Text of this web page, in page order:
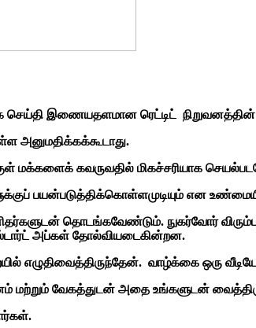
செய்தி இணையதளமான ரெட்டிட்
அனுமதிக்கக்கூடாது.
மக்களைக் கவருவதில் மிகச்சரியாக
பயன்படுத்திக்கொள்ளமுடியும் என
தொடங்கவேண்டும். நுகர்வோர்
அப்கள் தோல்வியடைகின்றன.
வாழ்க்கை ஒரு
மற்றும் வேகத்துடன் அதை உங்களுடன்